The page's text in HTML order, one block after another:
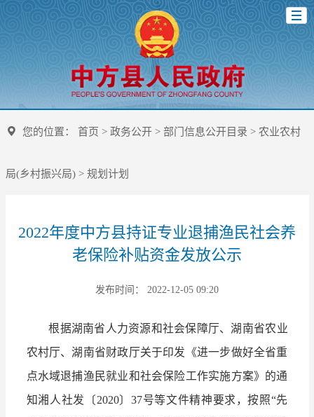
您的位置： 首页 > 政务公开> 部门信息公开目录 > 农业农村
局(乡村振兴局)> 规划计划
2022年度中方县持证专业退捕渔民社会养
老保险补贴资金发放公示
发布时间： 2022-12-05 09:20
根据湖南省人力资源和社会保障厅、湖南省农业
农村厅、湖南省财政厅关于印发《进一步做好全省重
点水域退捕渔民就业和社会保险工作实施方案》的通
知湘人社发〔2020〕37号等文件精神要求，按照“先